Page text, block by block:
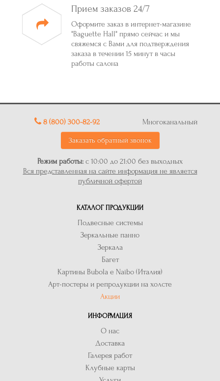
Прием заказов 24/7
Оформите заказ в интернет-магазине
"Baguette Hall" прямо сейчас и мы
свяжемся с Вами для подтверждения
заказа в течении 15 минут в часы
работы салона
8 (800) 300-82-92 Многоканальный
Заказать обратный звонок
Режим работы: с 10:00 до 21:00 без выходных
Вся представленная на сайте информация не является
публичной офертой
КАТАЛОГ ПРОДУКЦИИ
Подвесные системы
Зеркальные панно
Зеркала
Багет
Картины Bubola e Naibo (Италия)
Арт-постеры и репродукции на холсте
Акции
ИНФОРМАЦИЯ
О нас
Доставка
Галерея работ
Клубные карты